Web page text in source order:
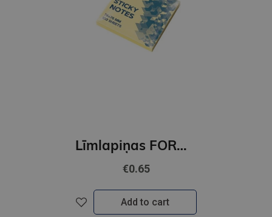
Līmlapiņas FOROFIS 76*76mm 100lp.(pastel dzeltenas)
€0.65
Add to cart